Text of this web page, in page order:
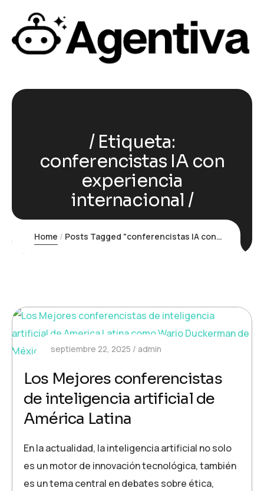
Etiqueta:
conferencistas IA con
experiencia
internacional
Home Posts Tagged "conferencistas IA con experiencia internacional"
septiembre 22, 2025 admin
Los Mejores conferencistas
de inteligencia artificial de
América Latina
En la actualidad, la inteligencia artificial no solo
es un motor de innovación tecnológica, también
es un tema central en debates sobre ética,